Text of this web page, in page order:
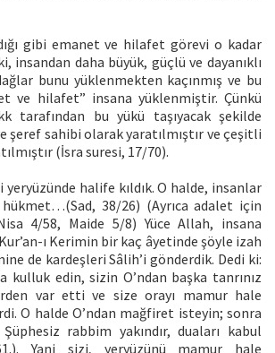
gibi emanet ve hilafet görevi o kadar
insandan daha büyük, güçlü ve dayanıklı
bunu yüklenmekten kaçınmış ve bu
ve hilafet” insana yüklenmiştir. Çünkü
tarafından bu yükü taşıyacak şekilde
şeref sahibi olarak yaratılmıştır ve çeşitli
(İsra suresi, 17/70).
yeryüzünde halife kıldık. O halde, insanlar
hükmet…(Sad, 38/26) (Ayrıca adalet için
4/58, Maide 5/8) Yüce Allah, insana
ı Kerimin bir kaç âyetinde şöyle izah
de kardeşleri Sâlih’i gönderdik. Dedi ki:
kulluk edin, sizin O’ndan başka tanrınız
var etti ve size orayı mamur hale
O halde O’ndan mağfiret isteyin; sonra
rabbim yakındır, duaları kabul
Yani sizi, yeryüzünü mamur hale